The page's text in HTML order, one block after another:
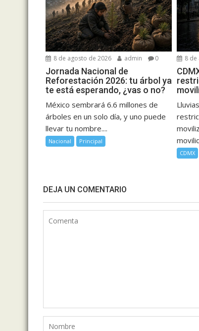
8 de agosto de 2026 admin 0
Jornada Nacional de
Reforestación 2026: tu árbol ya
te está esperando, ¿vas o no?
México sembrará 6.6 millones de
árboles en un solo día, y uno puede
llevar tu nombre....
Nacional Principal
8 de
CDMX
DEJA UN COMENTARIO